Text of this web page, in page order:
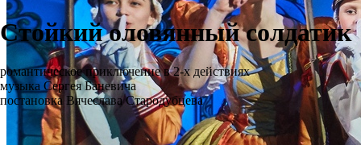
Стойкий оловянный солдатик
романтическое приключение в 2-х действиях
музыка Сергея Баневича
постановка Вячеслава Стародубцева